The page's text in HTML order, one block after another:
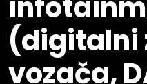
(digitalni
vozača,